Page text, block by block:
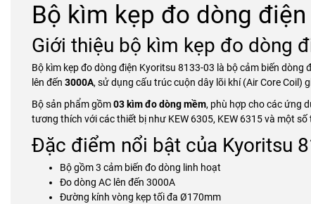
Bộ kìm kẹp đo dòng
Giới thiệu bộ kìm kẹp đo dòng
Bộ kìm kẹp đo dòng điện Kyoritsu 8133-03 là bộ cảm biến
lên đến 3000A, sử dụng cấu trúc cuộn dây lõi khí (Air Core
Bộ sản phẩm gồm03 kìm đo dòng mềm, phù hợp cho các ứng
tương thích với các thiết bị như KEW 6305, KEW 6315 và một
Đặc điểm nổi bật của Kyoritsu
Bộ gồm 3 cảm biến đo dòng linh hoạt
Đo dòng AC lên đến 3000A
Đường kính vòng kẹp tối đa Ø170mm